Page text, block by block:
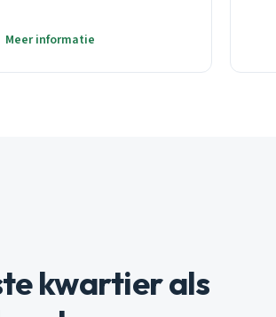
Meer informatie
kwartier als